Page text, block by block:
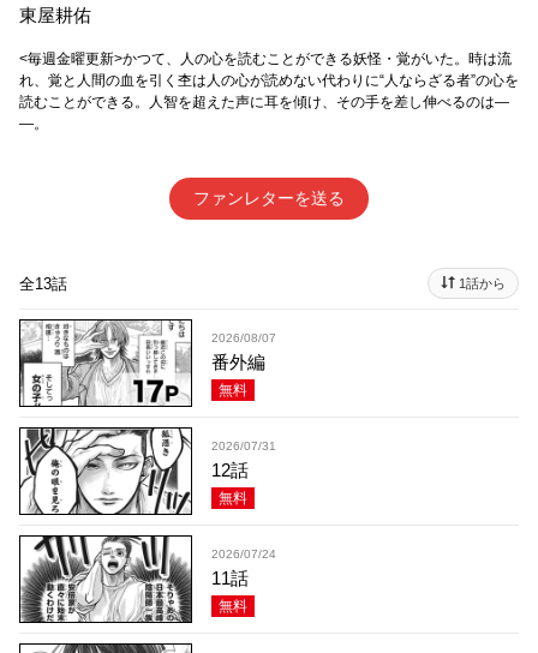
東屋耕佑
<毎週金曜更新>かつて、人の心を読むことができる妖怪・覚がいた。時は流
れ、覚と人間の血を引く杢は人の心が読めない代わりに“人ならざる者”の心を
読むことができる。人智を超えた声に耳を傾け、その手を差し伸べるのは―
―。
ファンレターを送る
全13話 1話から
2026/08/07
番外編
無料
2026/07/31
12話
無料
2026/07/24
11話
無料